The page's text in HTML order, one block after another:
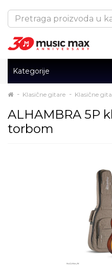
Kategorije
Klasične gitare Klasične
ALHAMBRA 5P
torbom